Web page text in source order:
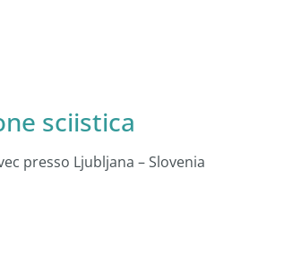
sciistica
presso Ljubljana – Slovenia